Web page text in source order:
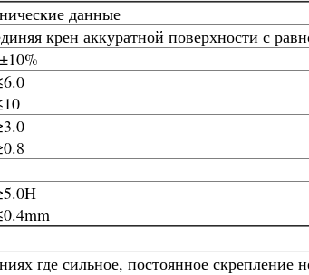
данные
крен аккуратной поверхности с
где сильное, постоянное скрепление